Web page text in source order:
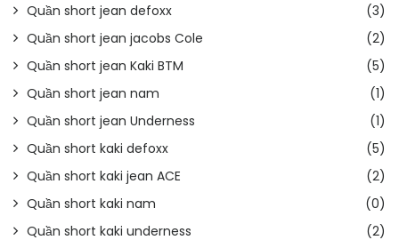
Quần short jean defoxx
(3)
Quần short jean jacobs Cole
(2)
Quần short jean Kaki BTM
(5)
Quần short jean nam
(1)
Quần short jean Underness
(1)
Quần short kaki defoxx
(5)
Quần short kaki jean ACE
(2)
Quần short kaki nam
(0)
Quần short kaki underness
(2)